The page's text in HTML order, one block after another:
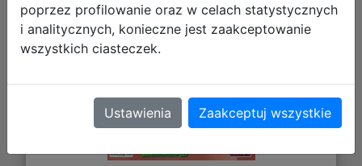
poprzez profilowanie oraz w celach statystycznych
i analitycznych, konieczne jest zaakceptowanie
wszystkich ciasteczek.
Ustawienia Zaakceptuj wszystkie